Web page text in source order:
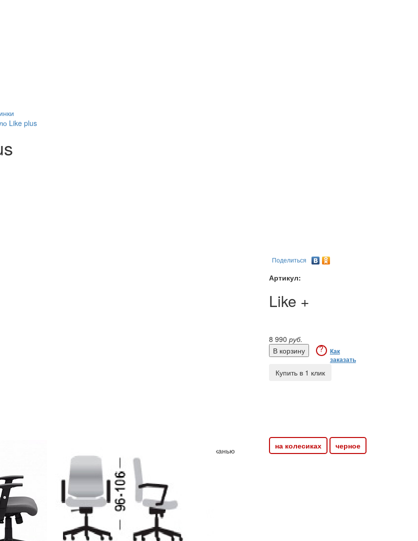
Like plus
подлокотниками и синхромеханизмом может быть обито тканью
регулировка механизма под вес пользователя
Поделиться
Артикул:
Like +
8 990 руб.
?
Как
заказать
Купить в 1 клик
на колесиках
черное